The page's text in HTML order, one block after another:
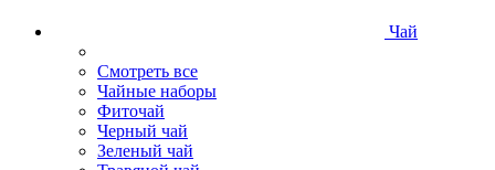
Чай
Смотреть все
Чайные наборы
Фиточай
Черный чай
Зеленый чай